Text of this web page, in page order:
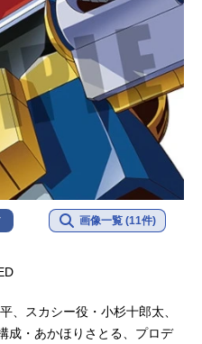
画像一覧 (11件)
、スカシー役・小杉十郎太、
成・あかほりさとる、プロデ